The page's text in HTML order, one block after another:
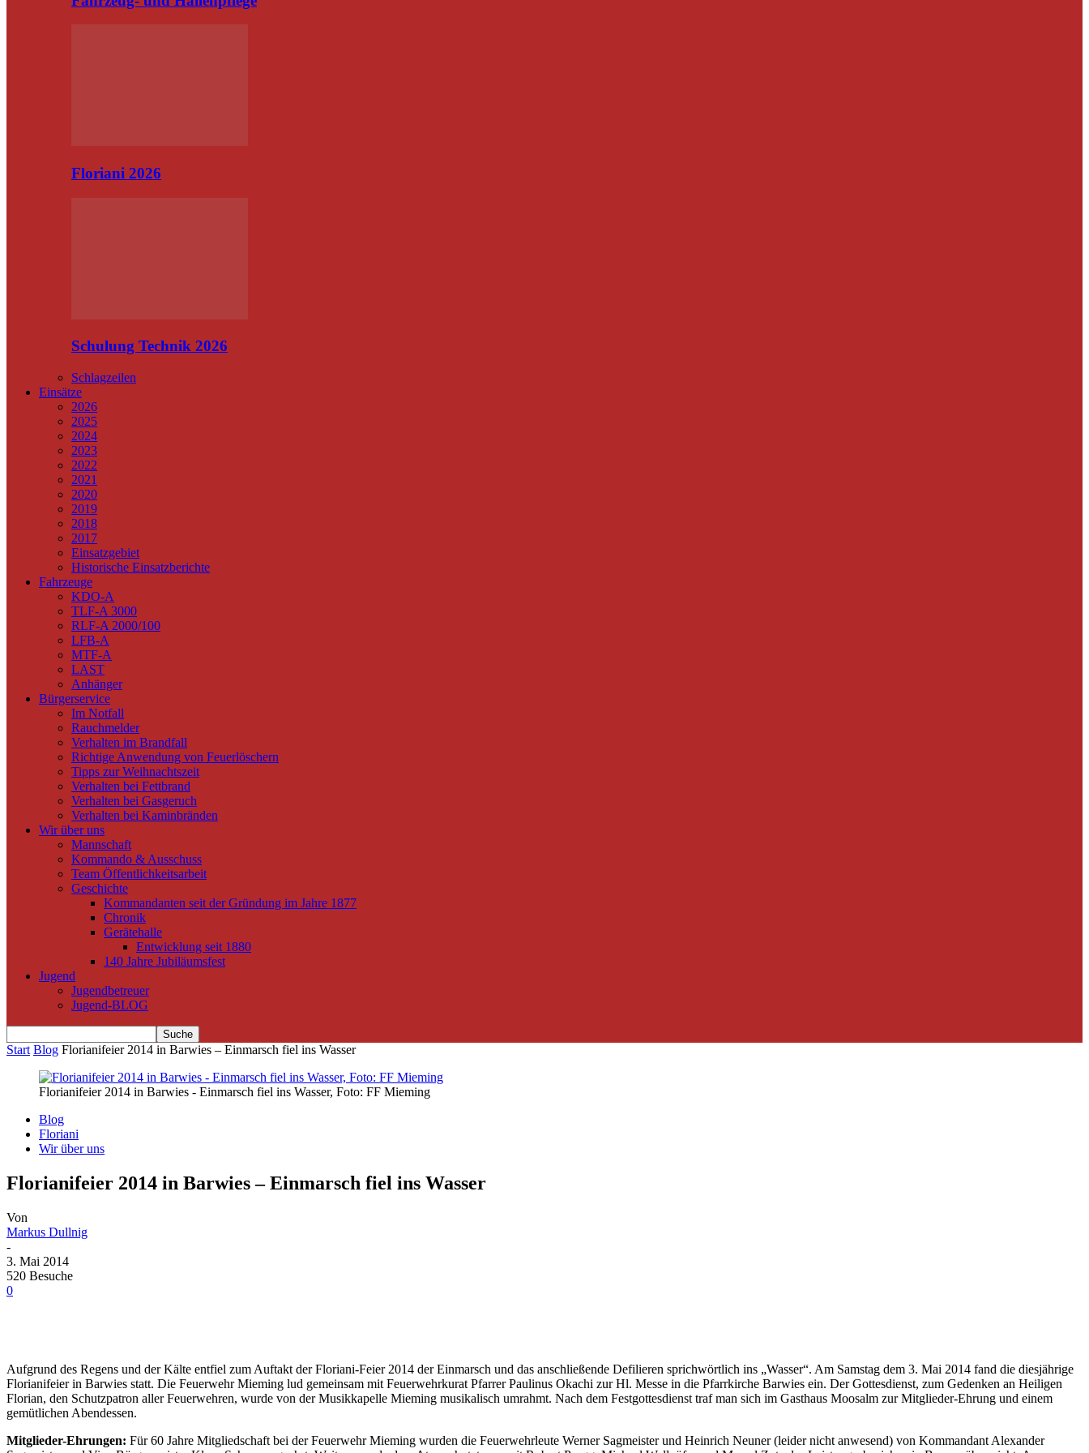
Floriani 2026
Schulung Technik 2026
Schlagzeilen
Einsätze
2026
2025
2024
2023
2022
2021
2020
2019
2018
2017
Einsatzgebiet
Historische Einsatzberichte
Fahrzeuge
KDO-A
TLF-A 3000
RLF-A 2000/100
LFB-A
MTF-A
LAST
Anhänger
Bürgerservice
Im Notfall
Rauchmelder
Verhalten im Brandfall
Richtige Anwendung von Feuerlöschern
Tipps zur Weihnachtszeit
Verhalten bei Fettbrand
Verhalten bei Gasgeruch
Verhalten bei Kaminbränden
Wir über uns
Mannschaft
Kommando & Ausschuss
Team Öffentlichkeitsarbeit
Geschichte
Kommandanten seit der Gründung im Jahre 1877
Chronik
Gerätehalle
Entwicklung seit 1880
140 Jahre Jubiläumsfest
Jugend
Jugendbetreuer
Jugend-BLOG
Start Blog Florianifeier 2014 in Barwies – Einmarsch fiel ins Wasser
Florianifeier 2014 in Barwies - Einmarsch fiel ins Wasser, Foto: FF Mieming
Blog
Floriani
Wir über uns
Florianifeier 2014 in Barwies – Einmarsch fiel ins Wasser
Von
Markus Dullnig
-
3. Mai 2014
520 Besuche
0
Aufgrund des Regens und der Kälte entfiel zum Auftakt der Floriani-Feier 2014 der Einmarsch und das anschließende Defilieren sprichwörtlich ins „Wasser“. Am Samstag dem 3. Mai 2014 fand die diesjährige
Florianifeier in Barwies statt. Die Feuerwehr Mieming lud gemeinsam mit Feuerwehrkurat Pfarrer Paulinus Okachi zur Hl. Messe in die Pfarrkirche Barwies ein. Der Gottesdienst, zum Gedenken an Heiligen
Florian, den Schutzpatron aller Feuerwehren, wurde von der Musikkapelle Mieming musikalisch umrahmt. Nach dem Festgottesdienst traf man sich im Gasthaus Moosalm zur Mitglieder-Ehrung und einem
gemütlichen Abendessen.
Mitglieder-Ehrungen: Für 60 Jahre Mitgliedschaft bei der Feuerwehr Mieming wurden die Feuerwehrleute Werner Sagmeister und Heinrich Neuner (leider nicht anwesend) von Kommandant Alexander